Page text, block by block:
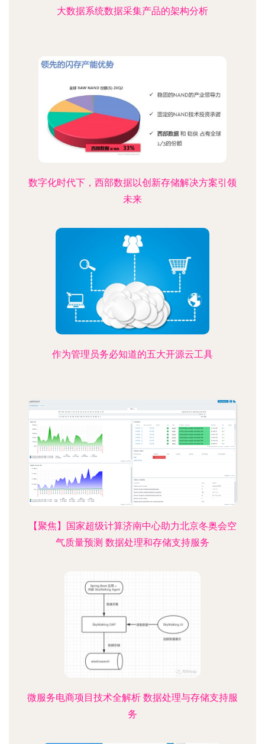
大数据系统数据采集产品的架构分析
数字化时代下，西部数据以创新存储解决方案引领
未来
作为管理员务必知道的五大开源云工具
【聚焦】国家超级计算济南中心助力北京冬奥会空
气质量预测 数据处理和存储支持服务
微服务电商项目技术全解析 数据处理与存储支持服
务